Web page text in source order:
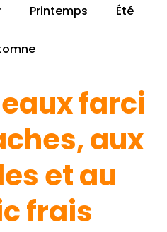
Printemps Été
farci
aux
et au
frais